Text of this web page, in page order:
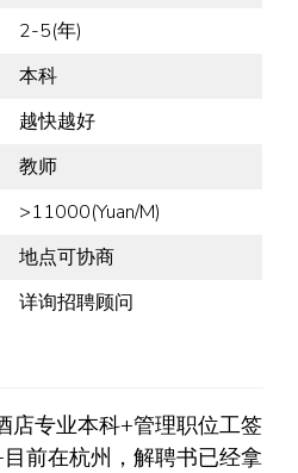
2-5(年)
本科
越快越好
教师
>11000(Yuan/M)
地点可协商
详询招聘顾问
店专业本科+管理职位工签
前在杭州，解聘书已经拿